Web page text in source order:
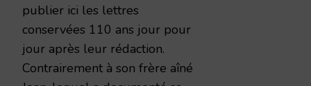
publier ici les lettres
conservées 110 ans jour pour
jour après leur rédaction.
Contrairement à son frère aîné